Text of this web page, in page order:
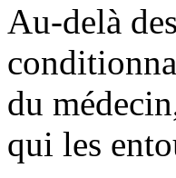
Au-delà
du
qui les